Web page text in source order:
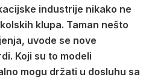
industrije nikako ne
klupa. Taman nešto
uvode se nove
Koji su to modeli
mogu držati u dosluhu sa